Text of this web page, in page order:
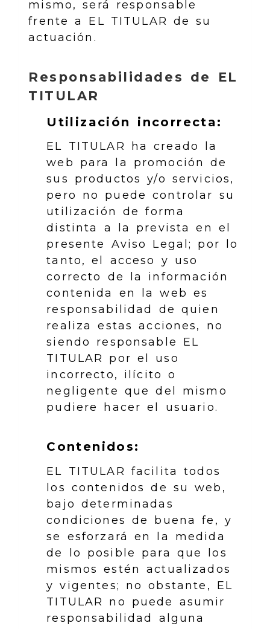
mismo, será responsable
frente a EL TITULAR de su
actuación.
Responsabilidades de EL
TITULAR
Utilización incorrecta:
EL TITULAR ha creado la
web para la promoción de
sus productos y/o servicios,
pero no puede controlar su
utilización de forma
distinta a la prevista en el
presente Aviso Legal; por lo
tanto, el acceso y uso
correcto de la información
contenida en la web es
responsabilidad de quien
realiza estas acciones, no
siendo responsable EL
TITULAR por el uso
incorrecto, ilícito o
negligente que del mismo
pudiere hacer el usuario.
Contenidos:
EL TITULAR facilita todos
los contenidos de su web,
bajo determinadas
condiciones de buena fe, y
se esforzará en la medida
de lo posible para que los
mismos estén actualizados
y vigentes; no obstante, EL
TITULAR no puede asumir
responsabilidad alguna